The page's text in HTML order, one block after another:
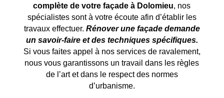
complète de votre façade à Dolomieu, nos
spécialistes sont à votre écoute afin d’établir les
travaux effectuer. Rénover une façade demande
un savoir-faire et des techniques spécifiques.
Si vous faites appel à nos services de ravalement,
nous vous garantissons un travail dans les règles
de l’art et dans le respect des normes
d’urbanisme.